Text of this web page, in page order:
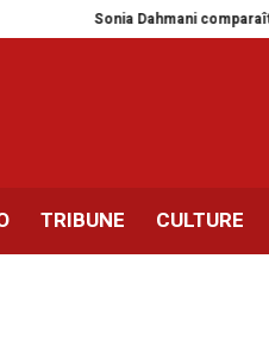
Sonia Dahmani comparaît
TRIBUNE CULTURE